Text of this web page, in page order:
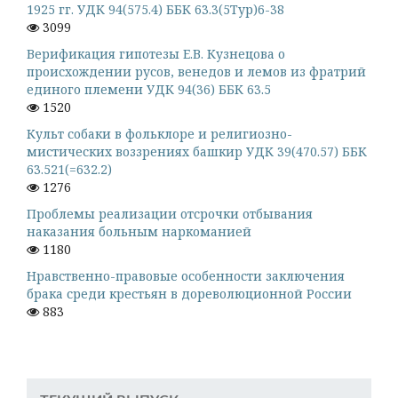
1925 гг. УДК 94(575.4) ББК 63.3(5Тур)6-38
3099
Верификация гипотезы Е.В. Кузнецова о
происхождении русов, венедов и лемов из фратрий
единого племени УДК 94(36) ББК 63.5
1520
Культ собаки в фольклоре и религиозно-
мистических воззрениях башкир УДК 39(470.57) ББК
63.521(=632.2)
1276
Проблемы реализации отсрочки отбывания
наказания больным наркоманией
1180
Нравственно-правовые особенности заключения
брака среди крестьян в дореволюционной России
883